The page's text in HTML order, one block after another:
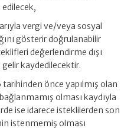
vergi ve/veya sosyal
gösterir doğrulanabilir
değerlendirme dışı
gelir kaydedilecektir.
önce yapılmış olan
olması kaydıyla
ise idarece isteklilerden son
istenmemiş olması